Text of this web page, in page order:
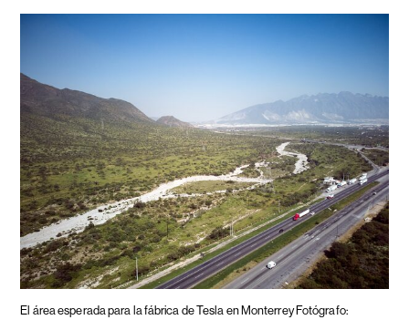
El área esperada para la fábrica de Tesla en Monterrey Fotógrafo: